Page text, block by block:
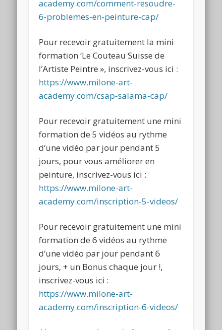
academy.com/comment-resoudre-
6-problemes-en-peinture-cap/
Pour recevoir gratuitement la mini
formation ‘Le Couteau Suisse de
l’Artiste Peintre », inscrivez-vous ici :
https://www.milone-art-
academy.com/csap-salama-cap/
Pour recevoir gratuitement une mini
formation de 5 vidéos au rythme
d’une vidéo par jour pendant 5
jours, pour vous améliorer en
peinture, inscrivez-vous ici :
https://www.milone-art-
academy.com/inscription-5-videos/
Pour recevoir gratuitement une mini
formation de 6 vidéos au rythme
d’une vidéo par jour pendant 6
jours, + un Bonus chaque jour !,
inscrivez-vous ici :
https://www.milone-art-
academy.com/inscription-6-videos/